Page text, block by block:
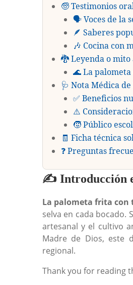
🧓 Testimonios
🗣️ Voces de la
🪶 Saberes
🎶 Cocina con
🐉 Leyenda o
🌊 La
🩺 Nota Médica
✅ Beneficios
⚠️
🧒 Público
🧾 Ficha técnica
❓ Preguntas
✍️ Introducción
La palometa frita con
selva en cada
artesanal y el cultivo
Madre de Dios, este
regional.
Thank you for reading